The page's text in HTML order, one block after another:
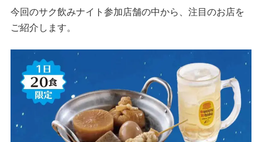
今回のサク飲みナイト参加店舗の中から、注目のお店を
ご紹介します。